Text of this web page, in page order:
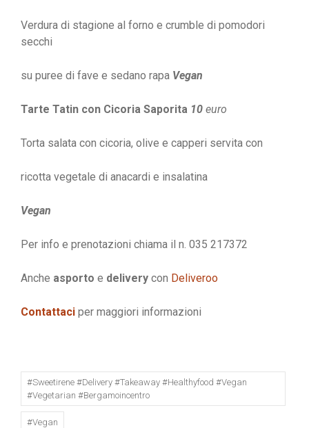
Verdura di stagione al forno e crumble di pomodori
secchi
su puree di fave e sedano rapa Vegan
Tarte Tatin con Cicoria Saporita 10 euro
Torta salata con cicoria, olive e capperi servita con
ricotta vegetale di anacardi e insalatina
Vegan
Per info e prenotazioni chiama il n. 035 217372
Anche asporto e delivery con Deliveroo
Contattaci per maggiori informazioni
#sweetirene #delivery #takeaway #healthyfood #vegan
#vegetarian #bergamoincentro
#vegan